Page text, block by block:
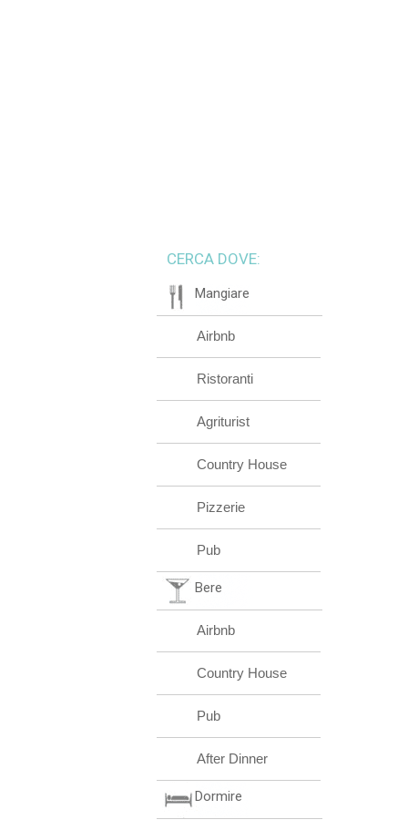
CERCA DOVE:
Mangiare
Airbnb
Ristoranti
Agriturist
Country House
Pizzerie
Pub
Bere
Airbnb
Country House
Pub
After Dinner
Dormire